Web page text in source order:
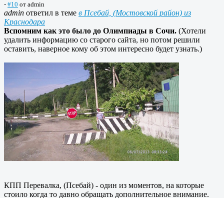
- #10 от admin
admin ответил в теме в Псебай, (Мостовской район) из
Краснодара
Вспомним как это было до Олимпиады в Сочи. (Хотели
удалить информацию со старого сайта, но потом решили
оставить, наверное кому об этом интересно будет узнать.)
КПП Перевалка, (Псебай) - один из моментов, на которые
стоило когда то давно обращать дополнительное внимание.